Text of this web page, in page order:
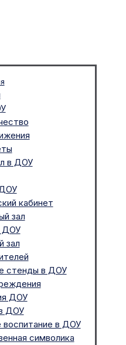
в ДОУ
кабинет
зал
ДОУ
зал
стенды в ДОУ
ДОУ
ДОУ
воспитание в ДОУ
символика